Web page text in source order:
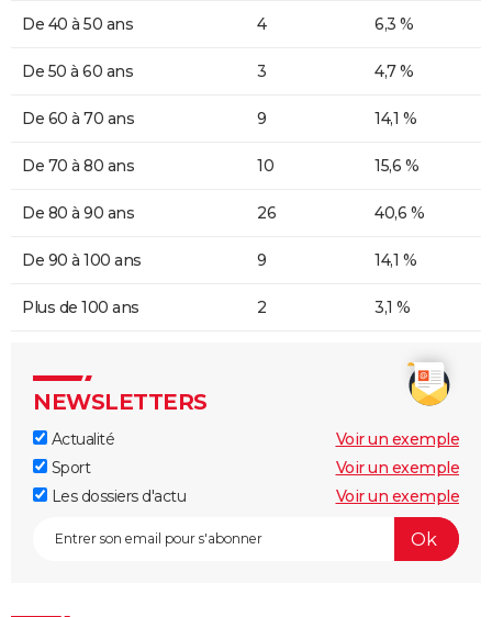
De 40 à 50 ans 4 6,3 %
De 50 à 60 ans 3 4,7 %
De 60 à 70 ans 9 14,1 %
De 70 à 80 ans 10 15,6 %
De 80 à 90 ans 26 40,6 %
De 90 à 100 ans 9 14,1 %
Plus de 100 ans 2 3,1 %
NEWSLETTERS
Actualité
Voir un exemple
Sport
Voir un exemple
Les dossiers d'actu
Voir un exemple